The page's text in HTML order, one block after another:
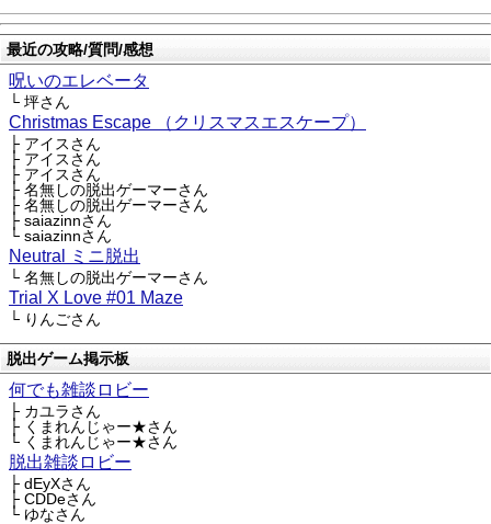
最近の攻略/質問/感想
呪いのエレベータ
└ 坪さん
Christmas Escape （クリスマスエスケープ）
├ アイスさん
├ アイスさん
├ アイスさん
├ 名無しの脱出ゲーマーさん
├ 名無しの脱出ゲーマーさん
├ saiazinnさん
└ saiazinnさん
Neutral ミニ脱出
└ 名無しの脱出ゲーマーさん
Trial X Love #01 Maze
└ りんごさん
脱出ゲーム掲示板
何でも雑談ロビー
├ カユラさん
├ くまれんじゃー★さん
└ くまれんじゃー★さん
脱出雑談ロビー
├ dEyXさん
├ CDDeさん
└ ゆなさん